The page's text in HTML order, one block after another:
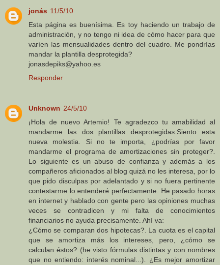
jonás 11/5/10
Esta página es buenísima. Es toy haciendo un trabajo de
administración, y no tengo ni idea de cómo hacer para que
varíen las mensualidades dentro del cuadro. Me pondrías
mandar la plantilla desprotegida?
jonasdepiks@yahoo.es
Responder
Unknown 24/5/10
¡Hola de nuevo Artemio! Te agradezco tu amabilidad al
mandarme las dos plantillas desprotegidas.Siento esta
nueva molestia. Si no te importa, ¿podrías por favor
mandarme el programa de amortizaciones sin proteger?.
Lo siguiente es un abuso de confianza y además a los
compañeros aficionados al blog quizá no les interesa, por lo
que pido disculpas por adelantado y si no fuera pertinente
contestarme lo entenderé perfectamente. He pasado horas
en internet y hablado con gente pero las opiniones muchas
veces se contradicen y mi falta de conocimientos
financiarios no ayuda precisamente. Ahí va:
¿Cómo se comparan dos hipotecas?. La cuota es el capital
que se amortiza más los intereses, pero, ¿cómo se
calculan éstos? (he visto fórmulas distintas y con nombres
que no entiendo: interés nominal...). ¿Es mejor amortizar